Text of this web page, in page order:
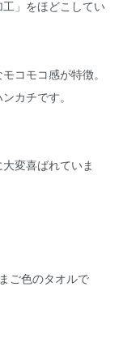
」をほどこしてい
コモコ感が特徴。
カチです。
変喜ばれていま
ご色のタオルで